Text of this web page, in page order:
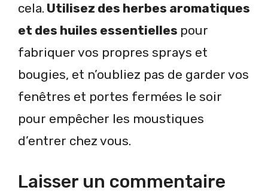
cela. Utilisez des herbes aromatiques
et des huiles essentielles pour
fabriquer vos propres sprays et
bougies, et n’oubliez pas de garder vos
fenêtres et portes fermées le soir
pour empêcher les moustiques
d’entrer chez vous.
Laisser un commentaire